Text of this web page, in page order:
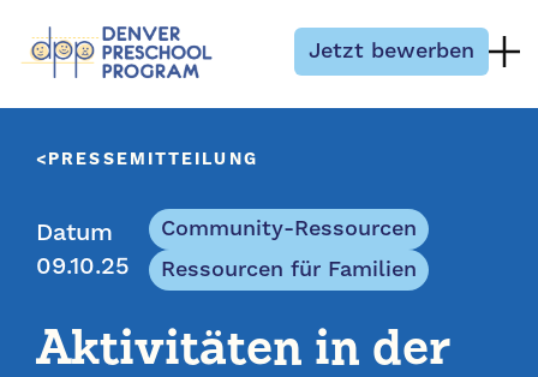
Jetzt bewerben
PRESSEMITTEILUNG
Datum
09.10.25
Community-Ressourcen
Ressourcen für Familien
Aktivitäten in der